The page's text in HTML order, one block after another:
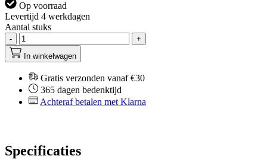
Op voorraad
Levertijd 4 werkdagen
Aantal stuks
-
+
In winkelwagen
Gratis verzonden vanaf €30
365 dagen bedenktijd
Achteraf betalen met Klarna
Specificaties